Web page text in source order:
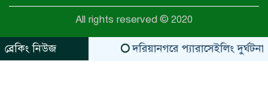
আওয়ামী সন্ত্রাসীদের দ্রুত গ্রেফতার ও
বিচারের দাবিতে নীলফামারীতে বিক্ষোভ ও
মানববন্ধন
All rights reserved © 2020
ব্রেকিং নিউজ
দরিয়ানগরে প্যারাসেইলিং দুর্ঘটনায়